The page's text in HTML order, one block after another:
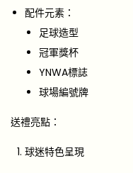
配件元素：
足球造型
冠軍獎杯
YNWA標誌
球場編號牌
送禮亮點：
球迷特色呈現